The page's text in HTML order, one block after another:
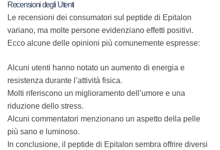
Recensioni degli Utenti
Le recensioni dei consumatori sul peptide di Epitalon
variano, ma molte persone evidenziano effetti positivi.
Ecco alcune delle opinioni più comunemente espresse:
Alcuni utenti hanno notato un aumento di energia e
resistenza durante l’attività fisica.
Molti riferiscono un miglioramento dell’umore e una
riduzione dello stress.
Alcuni commentatori menzionano un aspetto della pelle
più sano e luminoso.
In conclusione, il peptide di Epitalon sembra offrire diversi